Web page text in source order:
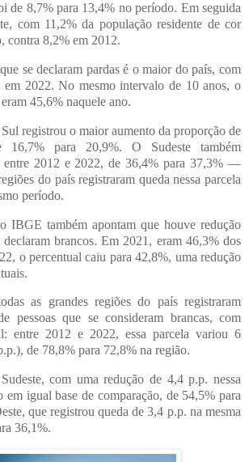
de 8,7% para 13,4% no período. Em seguida
com 11,2% da população residente de cor
contra 8,2% em 2012.
se declaram pardas é o maior do país, com
em 2022. No mesmo intervalo de 10 anos, o
45,6% naquele ano.
registrou o maior aumento da proporção de
16,7% para 20,9%. O Sudeste também
entre 2012 e 2022, de 36,4% para 37,3% —
do país registraram queda nessa parcela
período.
IBGE também apontam que houve redução
declaram brancos. Em 2021, eram 46,3% dos
o percentual caiu para 42,8%, uma redução
as grandes regiões do país registraram
pessoas que se consideram brancas, com
entre 2012 e 2022, essa parcela variou 6
de 78,8% para 72,8% na região.
com uma redução de 4,4 p.p. nessa
em igual base de comparação, de 54,5% para
que registrou queda de 3,4 p.p. na mesma
36,1%.